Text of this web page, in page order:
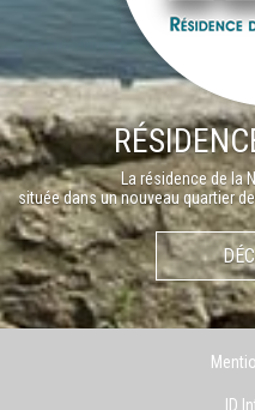
La résidence de la
située dans un nouveau quartier
ID